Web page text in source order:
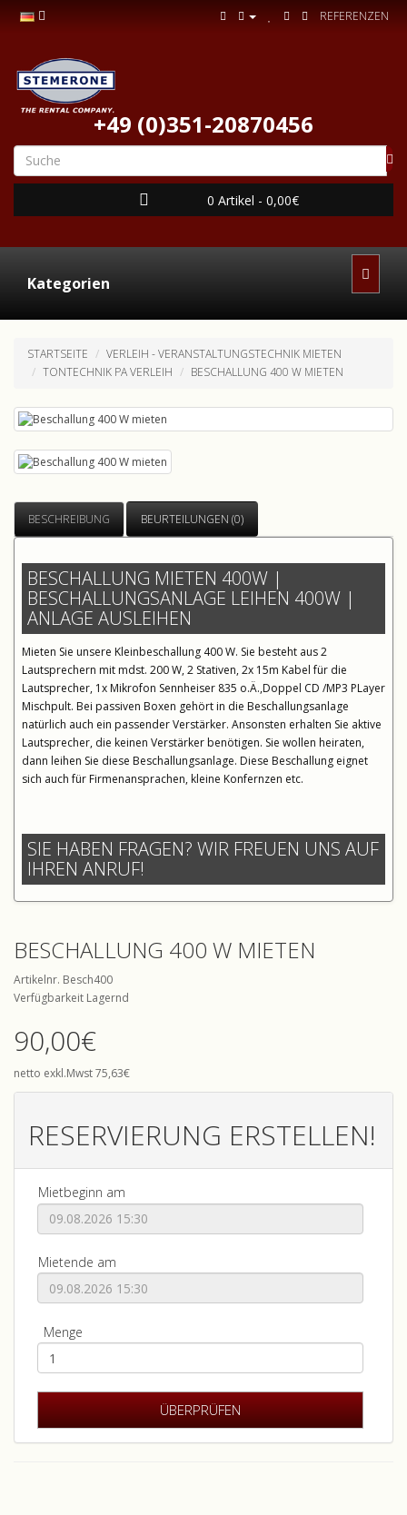
REFERENZEN
+49 (0)351-20870456
0 Artikel - 0,00€
Kategorien
STARTSEITE
VERLEIH - VERANSTALTUNGSTECHNIK MIETEN
TONTECHNIK PA VERLEIH
BESCHALLUNG 400 W MIETEN
BESCHREIBUNG BEURTEILUNGEN (0)
BESCHALLUNG MIETEN 400W |
BESCHALLUNGSANLAGE LEIHEN 400W |
ANLAGE AUSLEIHEN
Mieten Sie unsere Kleinbeschallung 400 W. Sie besteht aus 2
Lautsprechern mit mdst. 200 W, 2 Stativen, 2x 15m Kabel für die
Lautsprecher, 1x Mikrofon Sennheiser 835 o.Ä.,Doppel CD /MP3 PLayer
Mischpult. Bei passiven Boxen gehört in die Beschallungsanlage
natürlich auch ein passender Verstärker. Ansonsten erhalten Sie aktive
Lautsprecher, die keinen Verstärker benötigen. Sie wollen heiraten,
dann leihen Sie diese Beschallungsanlage. Diese Beschallung eignet
sich auch für Firmenansprachen, kleine Konfernzen etc.
SIE HABEN FRAGEN? WIR FREUEN UNS AUF
IHREN ANRUF!
BESCHALLUNG 400 W MIETEN
Artikelnr. Besch400
Verfügbarkeit Lagernd
90,00€
netto exkl.Mwst 75,63€
RESERVIERUNG ERSTELLEN!
Mietbeginn am
Mietende am
Menge